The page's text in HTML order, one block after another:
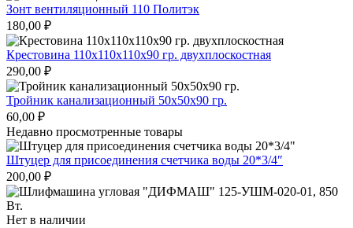
Зонт вентиляционный 110 Политэк
180,00 ₽
Крестовина 110х110х110х90 гр. двухплоскостная
290,00 ₽
Тройник канализационный 50х50х90 гр.
60,00 ₽
Недавно просмотренные товары
Штуцер для присоединения счетчика воды 20*3/4″
200,00 ₽
Нет в наличии